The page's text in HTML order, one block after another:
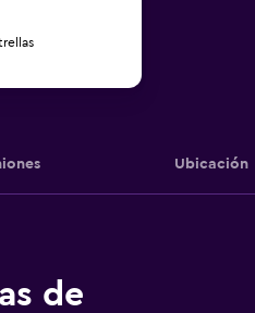
Ubicación
de